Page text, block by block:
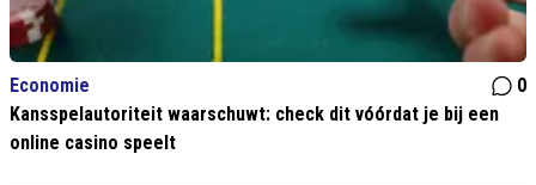
Economie
0
Kansspelautoriteit waarschuwt: check dit vóórdat je bij een
online casino speelt